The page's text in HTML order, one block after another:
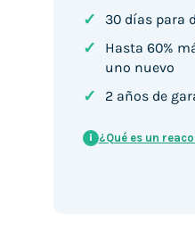
✓ 30 días para
✓
Hasta 60%
uno nuevo
✓ 2 años de
i ¿Qué es un